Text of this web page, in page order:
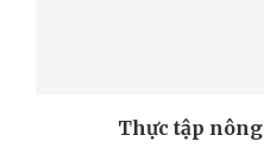
Thực tập